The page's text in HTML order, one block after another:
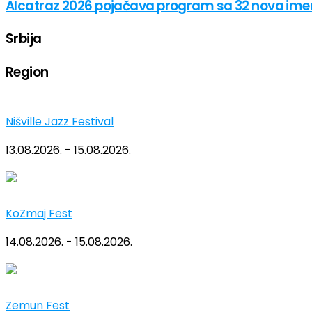
Alcatraz 2026 pojačava program sa 32 nova
Srbija
Region
Nišville Jazz Festival
13.08.2026. - 15.08.2026.
KoZmaj Fest
14.08.2026. - 15.08.2026.
Zemun Fest